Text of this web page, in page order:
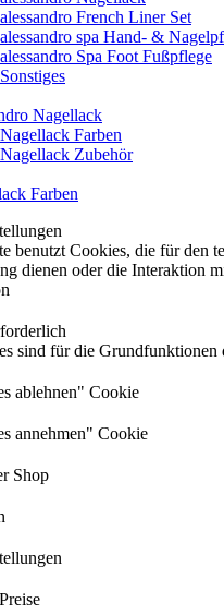
alessandro French Liner Set
alessandro spa Hand- &
alessandro Spa Foot Fußpflege
Sonstiges
Nagellack
Nagellack Farben
Nagellack Zubehör
Farben
benutzt Cookies, die für den
dienen oder die Interaktion
sind für die Grundfunktionen
ablehnen" Cookie
annehmen" Cookie
Shop